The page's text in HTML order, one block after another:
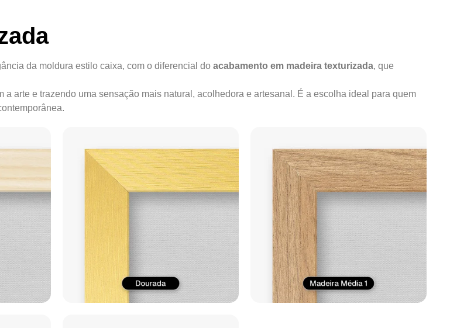
da moldura estilo caixa, com o diferencial do acabamento em madeira texturizada, que
arte e trazendo uma sensação mais natural, acolhedora e artesanal. É a escolha ideal para quem